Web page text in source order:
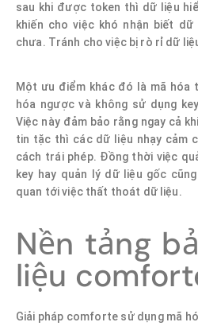
sau khi được token thì dữ liệu
khiến cho việc khó nhận biết
chưa. Tránh cho việc bị rò rỉ dữ
Một ưu điểm khác đó là mã hóa
hóa ngược và không sử dụng
Việc này đảm bảo rằng ngay cả
tin tặc thì các dữ liệu nhạy cảm
cách trái phép. Đồng thời việc
key hay quản lý dữ liệu gốc
quan tới việc thất thoát dữ liệu.
Nền tảng
liệu
Giải pháp comforte sử dụng mã